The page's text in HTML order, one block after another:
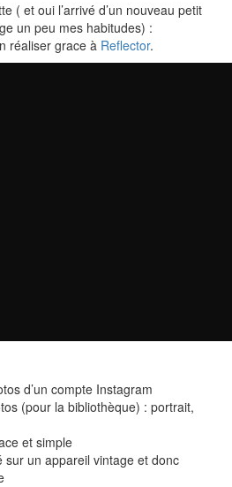
( et oui l’arrivé d’un nouveau petit
un peu mes habitudes) :
réaliser grace à Reflector.
d’un compte Instagram
(pour la bibliothèque) : portrait,
et simple
sur un appareil vintage et donc